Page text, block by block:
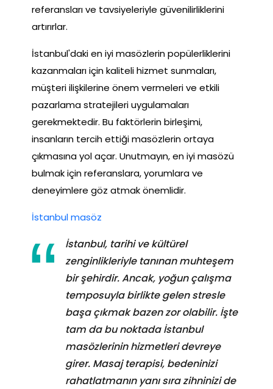
referansları ve tavsiyeleriyle güvenilirliklerini
artırırlar.
İstanbul'daki en iyi masözlerin popülerliklerini
kazanmaları için kaliteli hizmet sunmaları,
müşteri ilişkilerine önem vermeleri ve etkili
pazarlama stratejileri uygulamaları
gerekmektedir. Bu faktörlerin birleşimi,
insanların tercih ettiği masözlerin ortaya
çıkmasına yol açar. Unutmayın, en iyi masözü
bulmak için referanslara, yorumlara ve
deneyimlere göz atmak önemlidir.
İstanbul masöz
İstanbul, tarihi ve kültürel
zenginlikleriyle tanınan muhteşem
bir şehirdir. Ancak, yoğun çalışma
temposuyla birlikte gelen stresle
başa çıkmak bazen zor olabilir. İşte
tam da bu noktada İstanbul
masözlerinin hizmetleri devreye
girer. Masaj terapisi, bedeninizi
rahatlatmanın yanı sıra zihninizi de